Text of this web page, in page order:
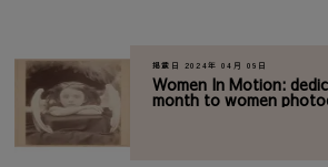
掲載日 2024年 04月 09日
Women In Motion:
month to women